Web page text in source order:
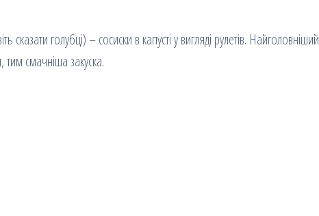
голубці) – сосиски в капусті у вигляді рулетів. Найголовніший
смачніша закуска.